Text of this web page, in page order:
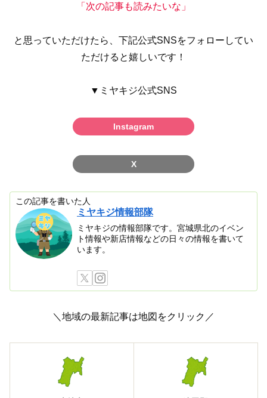
「次の記事も読みたいな」
と思っていただけたら、下記公式SNSをフォローしてい
ただけると嬉しいです！
▼ミヤキジ公式SNS
Instagram
X
この記事を書いた人
ミヤキジ情報部隊
ミヤキジの情報部隊です。宮城県北のイベン
ト情報や新店情報などの日々の情報を書いて
います。
＼地域の最新記事は地図をクリック／